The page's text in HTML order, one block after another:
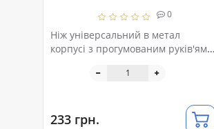
0
Ніж універсальний в метал
корпусі з прогумованим руків'ям
233 грн.